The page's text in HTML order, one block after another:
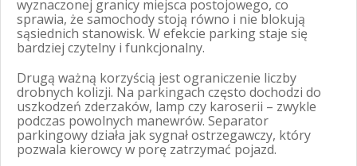
wyznaczonej granicy miejsca postojowego, co
sprawia, że samochody stoją równo i nie blokują
sąsiednich stanowisk. W efekcie parking staje się
bardziej czytelny i funkcjonalny.
Drugą ważną korzyścią jest ograniczenie liczby
drobnych kolizji. Na parkingach często dochodzi do
uszkodzeń zderzaków, lamp czy karoserii – zwykle
podczas powolnych manewrów. Separator
parkingowy działa jak sygnał ostrzegawczy, który
pozwala kierowcy w porę zatrzymać pojazd.